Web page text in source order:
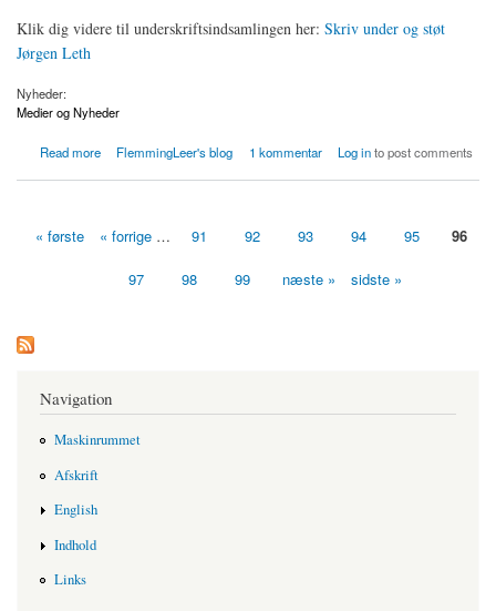
Klik dig videre til underskriftsindsamlingen her: Skriv under og støt
Jørgen Leth
Nyheder:
Medier og Nyheder
Read more
about Jørgen Leth - offer for mediehetz eller løn som fortjent?
FlemmingLeer's blog 1 kommentar Log into post comments
« første « forrige … 91 92 93 94 95 96
97 98 99 næste » sidste »
Navigation
Maskinrummet
Afskrift
English
Indhold
Links